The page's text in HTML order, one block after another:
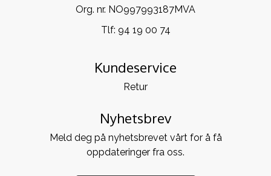
Org. nr. NO997993187MVA
Tlf: 94 19 00 74
Kundeservice
Retur
Nyhetsbrev
Meld deg på nyhetsbrevet vårt for å få
oppdateringer fra oss.